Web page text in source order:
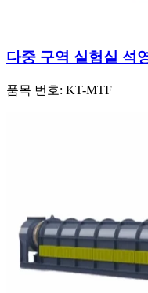
다중 구역 실험실 석
품목 번호: KT-MTF